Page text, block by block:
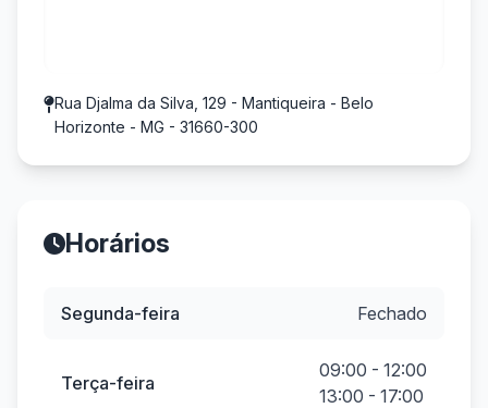
Rua Djalma da Silva, 129 - Mantiqueira - Belo
Horizonte - MG - 31660-300
Horários
Segunda-feira Fechado
Terça-feira
09:00 - 12:00
13:00 - 17:00